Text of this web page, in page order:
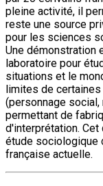
pleine activité, il
reste une source
pour les sciences
Une démonstration
laboratoire pour
situations et le
limites de
(personnage social,
permettant de
d'interprétation.
étude sociologique
française actuelle.